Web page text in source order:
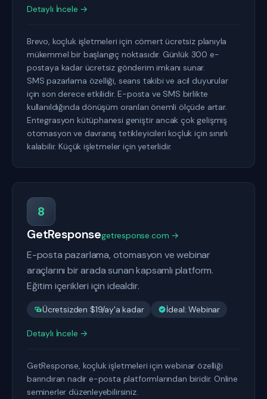
Detaylı İncele →
Brevo, koçluk işletmeleri için cömert ücretsiz planıyla
mükemmel bir başlangıç noktasıdır. Günlük 300 e-
postaya kadar ücretsiz gönderim imkanı sunar.
SMS pazarlama özelliği, seans takibi ve acil duyurular
için son derece etkilidir. E-posta ve SMS birlikte
kullanıldığında dönüşüm oranları önemli ölçüde artar.
Entegrasyon kütüphanesi geniştir ancak çok gelişmiş
otomasyon ve davranış tetikleyicileri koçluk için sınırlı
kalabilir. Küçük işletmeler için yeterlidir.
8
GetResponsegetresponse.com →
E-posta pazarlama, otomasyon ve webinar
araçlarını bir arada sunan kapsamlı platform.
Eğitim içerikleri için idealdir.
Ücretsizden $19/ay'a kadar İdeal: Webinar
Detaylı İncele →
GetResponse, koçluk işletmeleri için webinar özelliği
barındıran nadir e-posta platformlarından biridir. Online
seminerler düzenleyebilirsiniz.